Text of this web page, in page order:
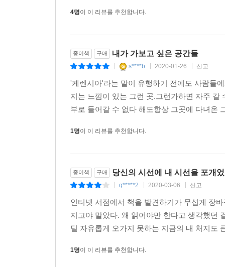
젊은이들의 힙(Hip)한 문화 성지가 된 피크닉,
다채로운 즐거움과 섬세한 아름다움에 빠져도 좋
한편 이 책에는 윤광준 사진작가가 찍은 90여
시대의 변화를 그대로 받아들이면서 독자들과 함
윤광준은 말한다. “자연의 아름다움이 일방적
못한다. 이 책은 단순히 트렌드를 좇거나 크고 화
느끼고, 나아가 높아진 안목으로 삶을 풍요롭고
시대상을 읽는 맛은 덤이다.
4명이 이 리뷰를 추천합니다.
종이책 구매 내가 가보고 싶은 공간들
s****b 2020-01-26 신고
'케렌시아'라는 말이 유행하기 전에도 사람들
지는 느낌이 있는 그런 곳.그런가하면 자주
부로 들어갈 수 없다 해도항상 그곳에 다녀온
1명이 이 리뷰를 추천합니다.
종이책 구매 당신의 시선에 내 시선을 포개
q*****2 2020-03-06 신고
인터넷 서점에서 책을 발견하기가 무섭게 장
지고야 말았다. 왜 읽어야만 한다고 생각했던
딜 자유롭게 오가지 못하는 지금의 내 처지도
1명이 이 리뷰를 추천합니다.